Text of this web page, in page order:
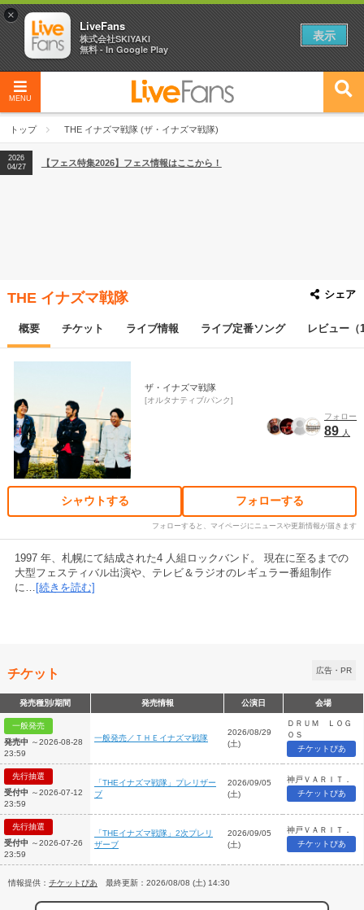
MENU
トップ THE イナズマ戦隊 (ザ・イナズマ戦隊)
2026
04/27
2026
【ライブ動員ランキング】2026年上半期編発表！
2026
04/27
【フェス特集2026】フェス情報はここから！
THE イナズマ戦隊 シェア
概要 チケット ライブ情報 ライブ定番ソング レビュー（
ザ・イナズマ戦隊
オルタナティブ/パンク
フォロー
89 人
シャウトする フォローする
フォローすると、マイページにニュースや更新情報が届きます
1997 年、札幌にて結成された4 人組ロックバンド。 現在に至るまでの
大型フェスティバル出演や、テレビ＆ラジオのレギュラー番組制作
に… [続きを読む]
チケット 広告・PR
発売種別/期間 発売情報 公演日 会場
一般発売
発売中 ～2026-08-28
23:59
一般発売／ＴＨＥイナズマ戦隊
2026/08/29
(土)
ＤＲＵＭ ＬＯＧ
ＯＳ
チケットぴあ
先行抽選
受付中 ～2026-07-12
23:59
「THEイナズマ戦隊」プレリザー
ブ
2026/09/05
(土)
神戸ＶＡＲＩＴ．
チケットぴあ
先行抽選
受付中 ～2026-07-26
23:59
「THEイナズマ戦隊」2次プレリ
ザーブ
2026/09/05
(土)
神戸ＶＡＲＩＴ．
チケットぴあ
情報提供： チケットぴあ 最終更新：2026/08/08 (土) 14:30
×
LiveFans
株式会社SKIYAKI
無料 - In Google Play
表示